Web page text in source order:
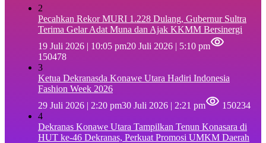
2
Pecahkan Rekor MURI 1.228 Dulang, Gubernur Sultra
Terima Gelar Adat Muna dan Ajak KKMM Bersinergi
19 Juli 2026 | 10:05 pm20 Juli 2026 | 5:10 pm
150478
3
Ketua Dekranasda Konawe Utara Hadiri Indonesia
Fashion Week 2026
29 Juli 2026 | 2:20 pm30 Juli 2026 | 2:21 pm
150234
4
Dekranas Konawe Utara Tampilkan Tenun Konasara di
HUT ke-46 Dekranas, Perkuat Promosi UMKM Daerah